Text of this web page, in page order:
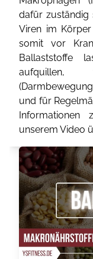
dafür zuständig
Viren im
somit vor
Ballaststoffe
aufquillen,
und für
unserem Video